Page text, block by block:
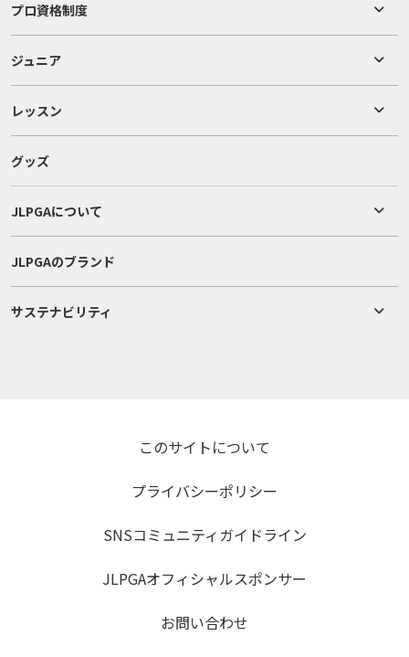
プロ資格制度
ジュニア
レッスン
グッズ
JLPGAについて
JLPGAのブランド
サステナビリティ
このサイトについて
プライバシーポリシー
SNSコミュニティガイドライン
JLPGAオフィシャルスポンサー
お問い合わせ